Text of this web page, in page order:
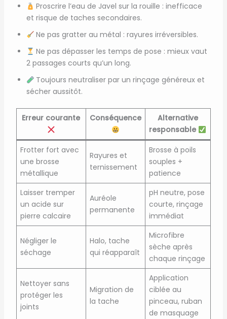
Proscrire l’eau de Javel sur la rouille : inefficace
et risque de taches secondaires.
Ne pas gratter au métal : rayures irréversibles.
Ne pas dépasser les temps de pose : mieux vaut
2 passages courts qu’un long.
Toujours neutraliser par un rinçage généreux et
sécher aussitôt.
Erreur courante Conséquence
Alternative
responsable
Frotter fort avec
une brosse
métallique
Rayures et
ternissement
Brosse à poils
souples +
patience
Laisser tremper
un acide sur
pierre calcaire
Auréole
permanente
pH neutre, pose
courte, rinçage
immédiat
Négliger le
séchage
Halo, tache
qui réapparaît
Microfibre
sèche après
chaque rinçage
Nettoyer sans
protéger les
joints
Migration de
la tache
Application
ciblée au
pinceau, ruban
de masquage